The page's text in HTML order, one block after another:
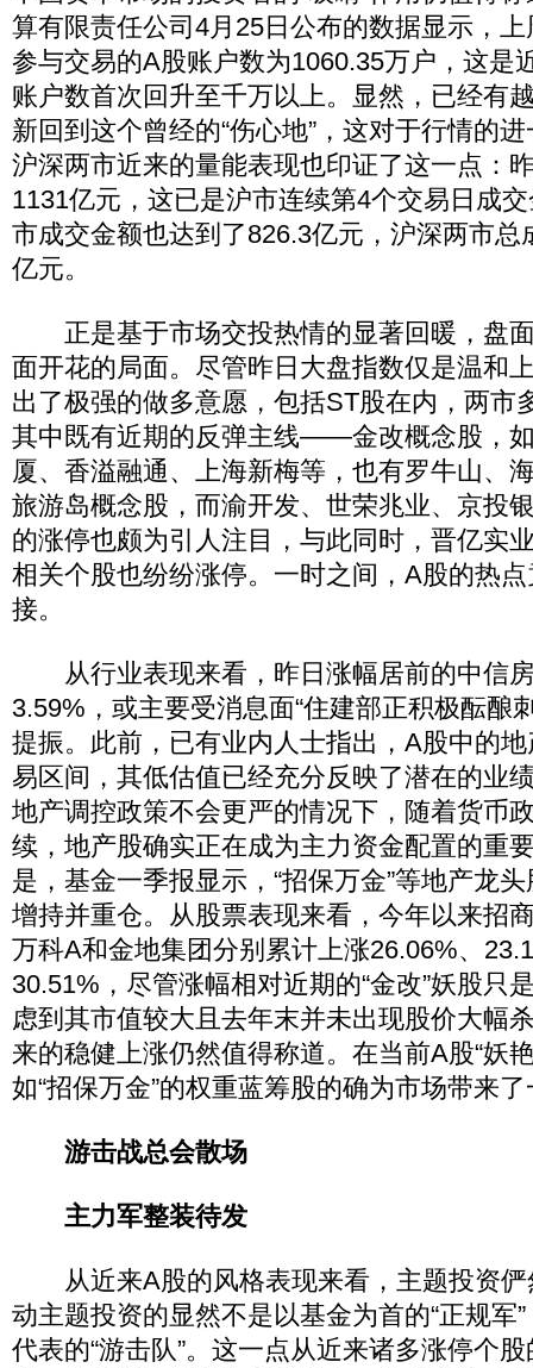
算有限责任公司4月25日公布的数据显示，
参与交易的A股账户数为1060.35万户，这是
账户数首次回升至千万以上。显然，已经有
新回到这个曾经的“伤心地”，这对于行情的
沪深两市近来的量能表现也印证了这一点：
1131亿元，这已是沪市连续第4个交易日成
市成交金额也达到了826.3亿元，沪深两市总
亿元。
正是基于市场交投热情的显著回暖，盘
面开花的局面。尽管昨日大盘指数仅是温和
出了极强的做多意愿，包括ST股在内，两市
其中既有近期的反弹主线——金改概念股，
厦、香溢融通、上海新梅等，也有罗牛山、
旅游岛概念股，而渝开发、世荣兆业、京投
的涨停也颇为引人注目，与此同时，晋亿实
相关个股也纷纷涨停。一时之间，A股的热
接。
从行业表现来看，昨日涨幅居前的中信
3.59%，或主要受消息面“住建部正积极酝酿
提振。此前，已有业内人士指出，A股中的
易区间，其低估值已经充分反映了潜在的业
地产调控政策不会更严的情况下，随着货币
续，地产股确实正在成为主力资金配置的重
是，基金一季报显示，“招保万金”等地产龙
增持并重仓。从股票表现来看，今年以来招
万科A和金地集团分别累计上涨26.06%、
30.51%，尽管涨幅相对近期的“金改”妖股只
虑到其市值较大且去年末并未出现股价大幅
来的稳健上涨仍然值得称道。在当前A股“妖
如“招保万金”的权重蓝筹股的确为市场带来了
游击战总会散场
主力军整装待发
从近来A股的风格表现来看，主题投资俨
动主题投资的显然不是以基金为首的“正规军
代表的“游击队”。这一点从近来诸多涨停个